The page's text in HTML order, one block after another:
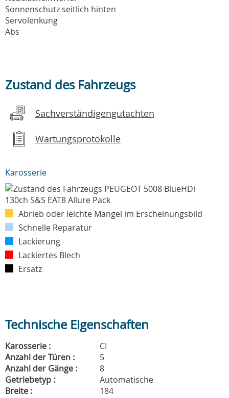
Sonnenschutz seitlich hinten
Servolenkung
Abs
Zustand des Fahrzeugs
Sachverständigengutachten
Wartungsprotokolle
Karosserie
Abrieb oder leichte Mängel im Erscheinungsbild
Schnelle Reparatur
Lackierung
Lackiertes Blech
Ersatz
Technische Eigenschaften
Karosserie :
CI
Anzahl der Türen :
5
Anzahl der Gänge :
8
Getriebetyp :
Automatische
Breite :
184